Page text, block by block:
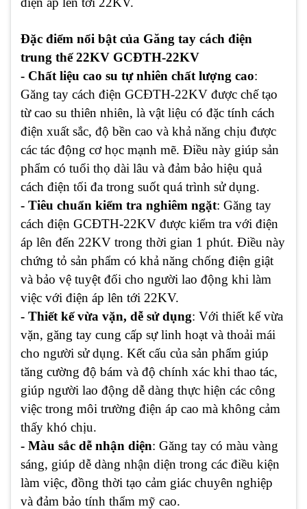
Đặc điểm nổi bật của Găng tay cách điện
trung thế 22KV GCĐTH-22KV
- Chất liệu cao su tự nhiên chất lượng cao:
Găng tay cách điện GCĐTH-22KV được chế tạo
từ cao su thiên nhiên, là vật liệu có đặc tính cách
điện xuất sắc, độ bền cao và khả năng chịu được
các tác động cơ học mạnh mẽ. Điều này giúp sản
phẩm có tuổi thọ dài lâu và đảm bảo hiệu quả
cách điện tối đa trong suốt quá trình sử dụng.
- Tiêu chuẩn kiểm tra nghiêm ngặt: Găng tay
cách điện GCĐTH-22KV được kiểm tra với điện
áp lên đến 22KV trong thời gian 1 phút. Điều này
chứng tỏ sản phẩm có khả năng chống điện giật
và bảo vệ tuyệt đối cho người lao động khi làm
việc với điện áp lên tới 22KV.
- Thiết kế vừa vặn, dễ sử dụng: Với thiết kế vừa
vặn, găng tay cung cấp sự linh hoạt và thoải mái
cho người sử dụng. Kết cấu của sản phẩm giúp
tăng cường độ bám và độ chính xác khi thao tác,
giúp người lao động dễ dàng thực hiện các công
việc trong môi trường điện áp cao mà không cảm
thấy khó chịu.
- Màu sắc dễ nhận diện: Găng tay có màu vàng
sáng, giúp dễ dàng nhận diện trong các điều kiện
làm việc, đồng thời tạo cảm giác chuyên nghiệp
và đảm bảo tính thẩm mỹ cao.